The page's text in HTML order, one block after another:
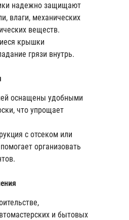
надежно защищают
влаги, механических
веществ.
крышки
грязи внутрь.
оснащены удобными
что упрощает
с отсеком или
организовать
и бытовых